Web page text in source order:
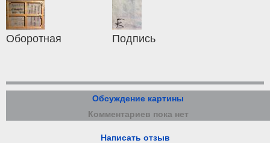
Оборотная Подпись
Обсуждение картины
Комментариев пока нет
Написать отзыв